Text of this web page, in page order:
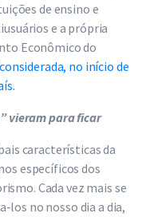
de ensino e
e a própria
Econômico do
no início de
vieram para ficar
características da
específicos dos
Cada vez mais se
los no nosso dia a dia,